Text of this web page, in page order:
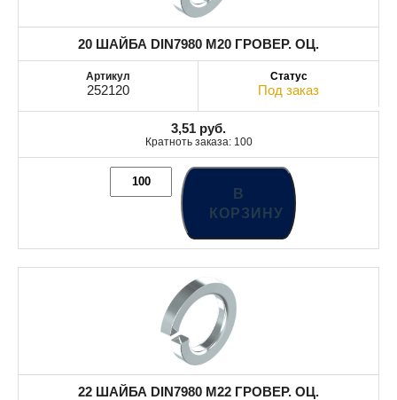
20 ШАЙБА DIN7980 М20 ГРОВЕР. ОЦ.
252120 Под заказ
3,51 руб.
Кратноть заказа: 100
В
КОРЗИНУ
22 ШАЙБА DIN7980 М22 ГРОВЕР. ОЦ.